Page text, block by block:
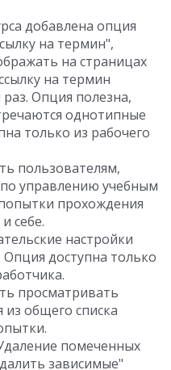
добавлена опция
на термин",
на страницах
на термин
Опция полезна,
однотипные
только из рабочего
пользователям,
управлению учебным
прохождения
себе.
настройки
Опция доступна только
просматривать
общего списка
помеченных
зависимые"